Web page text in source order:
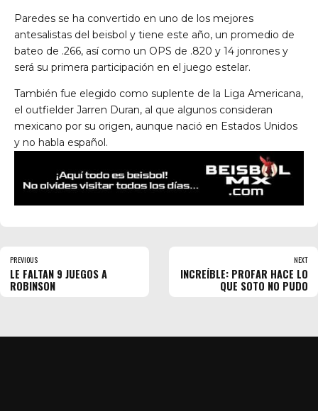
Paredes se ha convertido en uno de los mejores
antesalistas del beisbol y tiene este año, un promedio de
bateo de .266, así como un OPS de .820 y 14 jonrones y
será su primera participación en el juego estelar.
También fue elegido como suplente de la Liga Americana,
el outfielder Jarren Duran, al que algunos consideran
mexicano por su origen, aunque nació en Estados Unidos
y no habla español.
PREVIOUS
LE FALTAN 9 JUEGOS A
ROBINSON
NEXT
INCREÍBLE: PROFAR HACE LO
QUE SOTO NO PUDO